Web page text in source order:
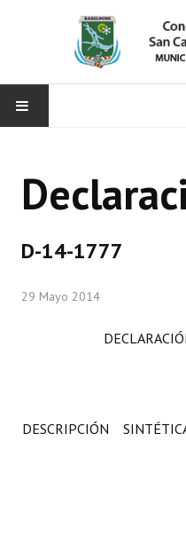
CONCEJO
Comisiones Permanentes
Comisiones Especiales
D-14-1777
29 Mayo 2014
DESCRIPCIÓN